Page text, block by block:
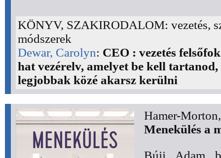
KÖNYV, SZAKIRODALOM: vezetés,
módszerek
Dewar, Carolyn: CEO : vezetés
hat vezérelv, amelyet be kell tartanod,
legjobbak közé akarsz kerülni
Hamer-
Menekülés a
Bújj Adam